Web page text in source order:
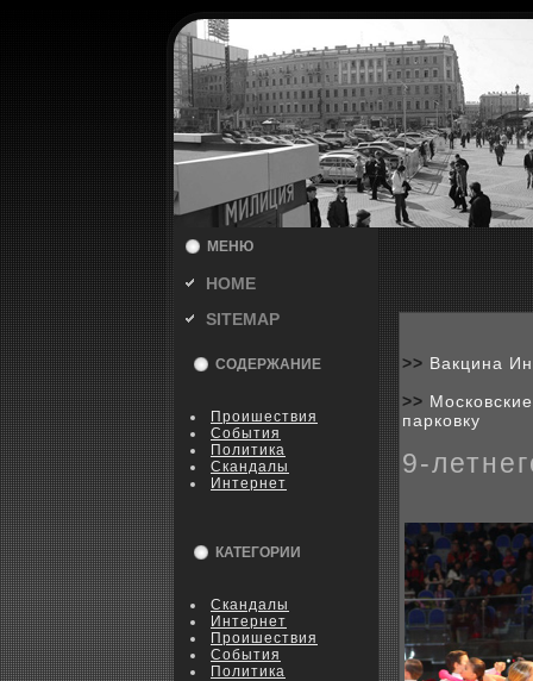
МЕНЮ
HOME
SITEMAP
СОДЕРЖАНИЕ
Пpoишествия
События
Политика
Скандалы
Интернет
КАТЕГОРИИ
Скандалы
Интернет
Пpoишествия
События
Политика
>> Вакцина
>>
парковку
9-